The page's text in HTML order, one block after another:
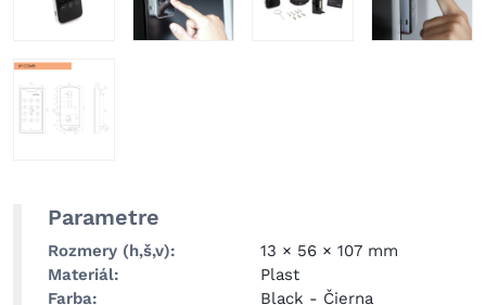
Parametre
Rozmery (h,š,v)
13 × 56 × 107 mm
Materiál
Plast
Farba
Black - Čierna